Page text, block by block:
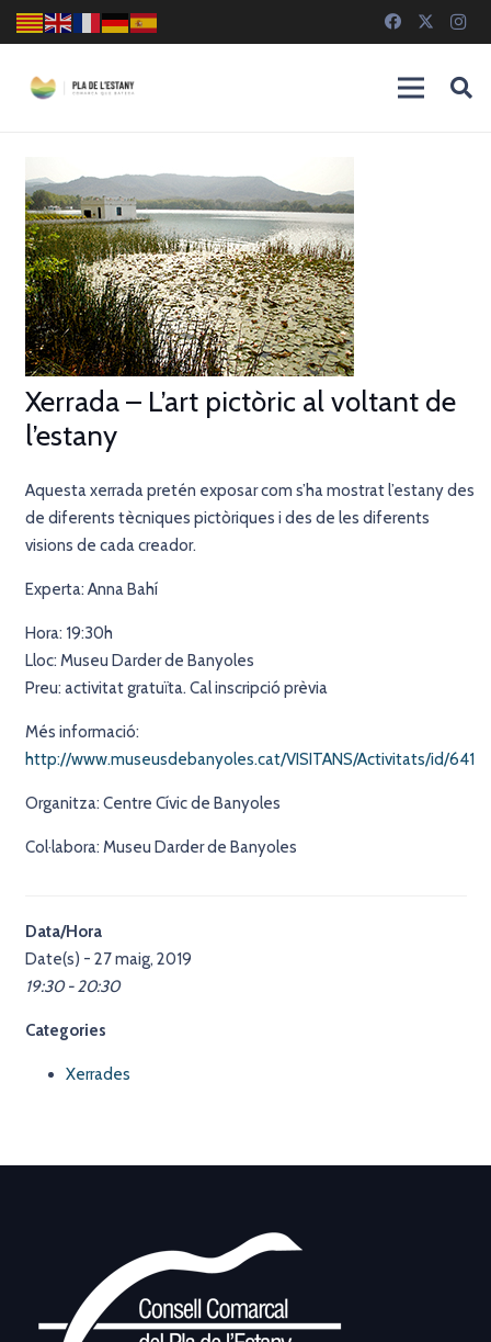
Xerrada – L’art pictòric al voltant de
l’estany
Aquesta xerrada pretén exposar com s’ha mostrat l’estany des
de diferents tècniques pictòriques i des de les diferents
visions de cada creador.
Experta: Anna Bahí
Hora: 19:30h
Lloc: Museu Darder de Banyoles
Preu: activitat gratuïta. Cal inscripció prèvia
Més informació:
http://www.museusdebanyoles.cat/VISITANS/Activitats/id/641
Organitza: Centre Cívic de Banyoles
Col·labora: Museu Darder de Banyoles
Data/Hora
Date(s) - 27 maig, 2019
19:30 - 20:30
Categories
Xerrades